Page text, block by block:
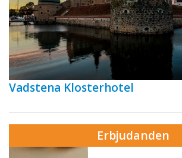
Vadstena Klosterhotel
Erbjudanden